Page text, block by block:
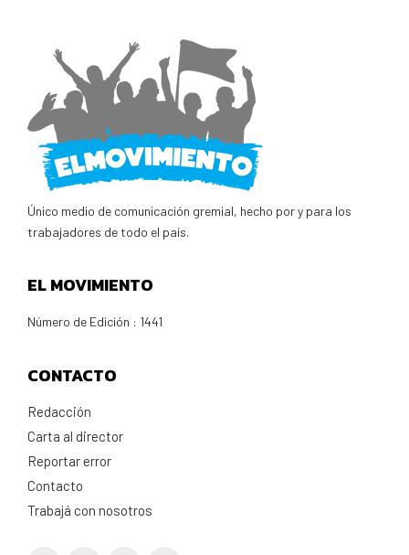
Único medio de comunicación gremial, hecho por y para los
trabajadores de todo el país.
EL MOVIMIENTO
Número de Edición : 1441
CONTACTO
Redacción
Carta al director
Reportar error
Contacto
Trabajá con nosotros